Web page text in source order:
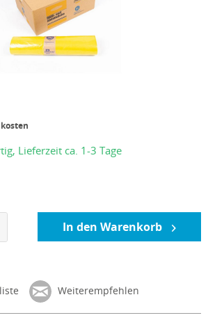
Lieferzeit ca. 1-3 Tage
In den Warenkorb
Weiterempfehlen